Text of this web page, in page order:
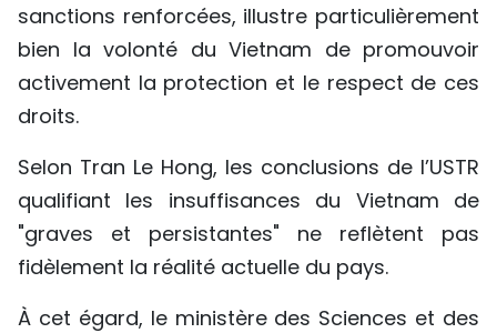
sanctions renforcées, illustre particulièrement
bien la volonté du Vietnam de promouvoir
activement la protection et le respect de ces
droits.
Selon Tran Le Hong, les conclusions de l’USTR
qualifiant les insuffisances du Vietnam de
"graves et persistantes" ne reflètent pas
fidèlement la réalité actuelle du pays.
À cet égard, le ministère des Sciences et des